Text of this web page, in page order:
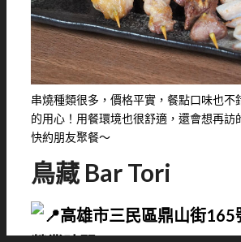
串燒種類很多，價格平實，餐點口味也不
的用心！用餐環境也很舒適，還會想再訪
快約朋友聚餐～
鳥藏 Bar Tori
高雄市三民區鼎山街165